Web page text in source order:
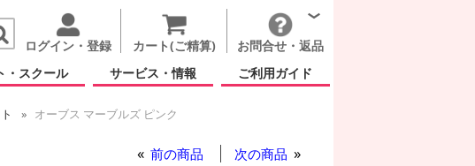
ログイン・登録 カート(ご精算)
お問合せ・返品
・スクール サービス・情報 ご利用ガイド
オーブス マーブルズ ピンク
前の商品 次の商品